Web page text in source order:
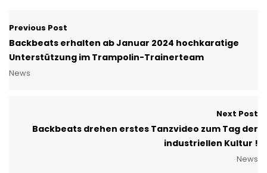
Previous Post
Backbeats erhalten ab Januar 2024 hochkaratige
Unterstützung im Trampolin-Trainerteam
News
Next Post
Backbeats drehen erstes Tanzvideo zum Tag der
industriellen Kultur !
News